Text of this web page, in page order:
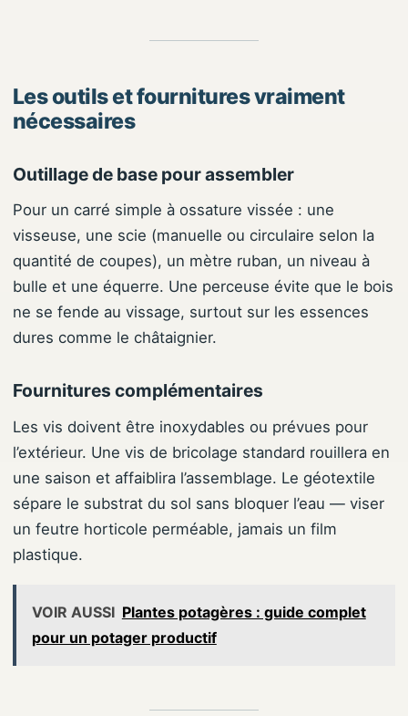
Les outils et fournitures vraiment
nécessaires
Outillage de base pour assembler
Pour un carré simple à ossature vissée : une
visseuse, une scie (manuelle ou circulaire selon la
quantité de coupes), un mètre ruban, un niveau à
bulle et une équerre. Une perceuse évite que le bois
ne se fende au vissage, surtout sur les essences
dures comme le châtaignier.
Fournitures complémentaires
Les vis doivent être inoxydables ou prévues pour
l’extérieur. Une vis de bricolage standard rouillera en
une saison et affaiblira l’assemblage. Le géotextile
sépare le substrat du sol sans bloquer l’eau — viser
un feutre horticole perméable, jamais un film
plastique.
VOIR AUSSI Plantes potagères : guide complet
pour un potager productif